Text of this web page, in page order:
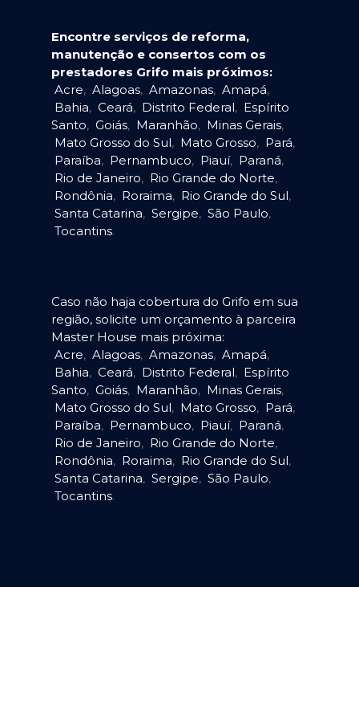
Encontre serviços de reforma,
manutenção e consertos com os
prestadores Grifo mais próximos:
Acre, Alagoas, Amazonas, Amapá,
Bahia, Ceará, Distrito Federal, Espírito
Santo, Goiás, Maranhão, Minas Gerais,
Mato Grosso do Sul, Mato Grosso, Pará,
Paraíba, Pernambuco, Piauí, Paraná,
Rio de Janeiro, Rio Grande do Norte,
Rondônia, Roraima, Rio Grande do Sul,
Santa Catarina, Sergipe, São Paulo,
Tocantins.
Caso não haja cobertura do Grifo em sua
região, solicite um orçamento à parceira
Master House mais próxima:
Acre, Alagoas, Amazonas, Amapá,
Bahia, Ceará, Distrito Federal, Espírito
Santo, Goiás, Maranhão, Minas Gerais,
Mato Grosso do Sul, Mato Grosso, Pará,
Paraíba, Pernambuco, Piauí, Paraná,
Rio de Janeiro, Rio Grande do Norte,
Rondônia, Roraima, Rio Grande do Sul,
Santa Catarina, Sergipe, São Paulo,
Tocantins.